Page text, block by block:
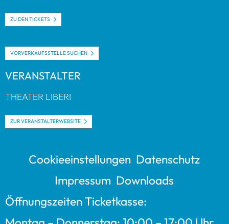
ZU DEN TICKETS
VOR­VER­KAUFS­STELLE SUCHEN
VER­AN­STAL­TER
THEA­TER LIBERI
ZUR VER­AN­STAL­TER­WEB­SITE
Coo­kie­ein­stel­lun­gen Daten­schutz
Impres­sum Down­loads
Öff­nungs­zei­ten Ticket­kasse: